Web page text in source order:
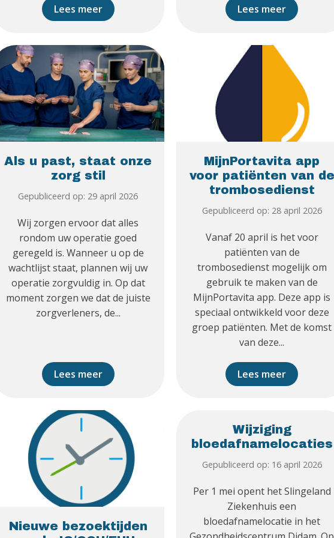
Lees meer Lees meer
Als u past, staat onze
zorg stil
Gepubliceerd op: 29 april 2026
Wij zorgen ervoor dat alles
rondom uw operatie goed
geregeld is. Wanneer u op de
wachtlijst staat, plannen wij uw
operatie zorgvuldig in. Op dat
moment zorgen we dat de juiste
zorgverleners, de...
Lees meer
MijnPortavita app
voor patiënten van de
trombosedienst
Gepubliceerd op: 28 april 2026
Vanaf 20 april is het voor
patiënten van de
trombosedienst mogelijk om
gebruik te maken van de
MijnPortavita app. Deze app is
speciaal ontwikkeld voor deze
groep patiënten. Met de komst
van deze...
Lees meer
Nieuwe bezoektijden
Wijziging
bloedafnamelocaties
Gepubliceerd op: 16 april 2026
Per 1 mei opent het Slingeland
Ziekenhuis een
bloedafnamelocatie in het